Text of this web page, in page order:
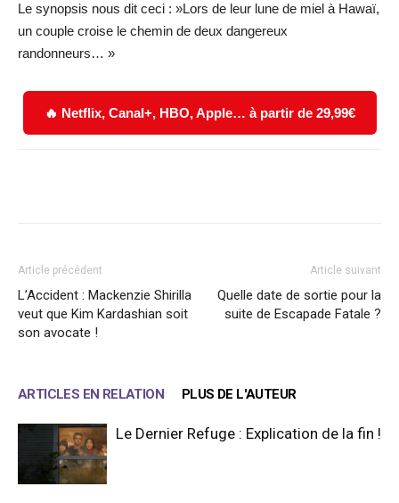
Le synopsis nous dit ceci : »Lors de leur lune de miel à Hawaï,
un couple croise le chemin de deux dangereux
randonneurs… »
🔥 Netflix, Canal+, HBO, Apple… à partir de 29,99€
Article précédent
L’Accident : Mackenzie Shirilla
veut que Kim Kardashian soit
son avocate !
Article suivant
Quelle date de sortie pour la
suite de Escapade Fatale ?
ARTICLES EN RELATION PLUS DE L'AUTEUR
Le Dernier Refuge : Explication de la fin !